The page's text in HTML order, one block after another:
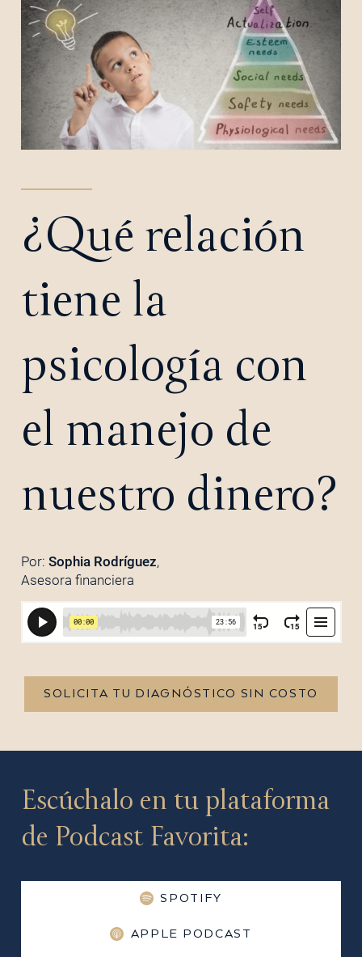
¿Qué relación
tiene la
psicología con
el manejo de
nuestro dinero?
Por: Sophia Rodríguez,
Asesora financiera
SOLICITA TU DIAGNÓSTICO SIN COSTO
Escúchalo en tu plataforma
de Podcast Favorita:
SPOTIFY
APPLE PODCAST